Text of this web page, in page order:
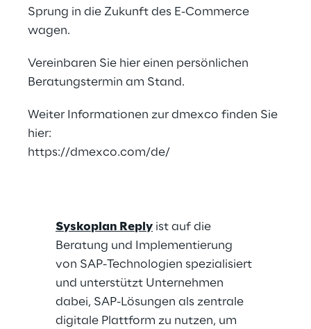
Sprung in die Zukunft des E-Commerce
wagen.
Vereinbaren Sie hier einen persönlichen
Beratungstermin am Stand.
Weiter Informationen zur dmexco finden Sie
hier:
https://dmexco.com/de/
Syskoplan Reply ist auf die
Beratung und Implementierung
von SAP-Technologien spezialisiert
und unterstützt Unternehmen
dabei, SAP-Lösungen als zentrale
digitale Plattform zu nutzen, um